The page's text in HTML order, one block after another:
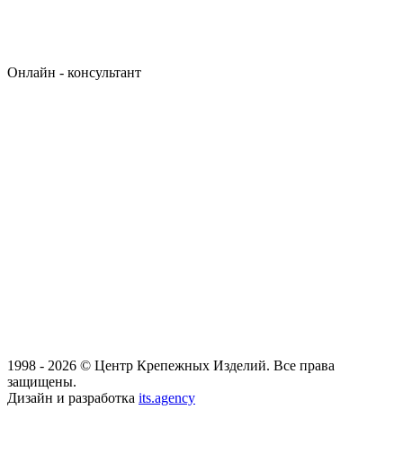
Онлайн - консультант
1998 - 2026 © Центр Крепежных Изделий. Все права
защищены.
Дизайн и разработка its.agency